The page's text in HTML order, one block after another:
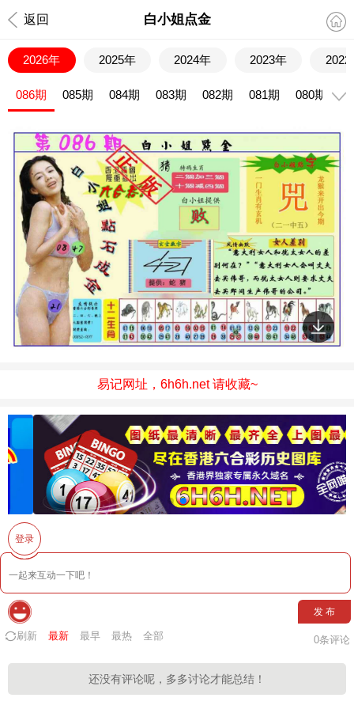
返回 白小姐点金
2026年 2025年 2024年 2023年 2022
086期 085期 084期 083期 082期 081期 080期
易记网址，6h6h.net 请收藏~
登录
发 布
刷新 最新 最早 最热 全部 0条评论
还没有评论呢，多多讨论才能总结！